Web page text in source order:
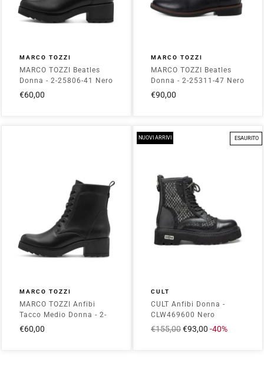
MARCO TOZZI
MARCO TOZZI Beatles
Donna - 2-25806-41 Nero
€60,00
MARCO TOZZI
MARCO TOZZI Beatles
Donna - 2-25311-47 Nero
€90,00
MARCO TOZZI
MARCO TOZZI Anfibi
Tacco Medio Donna - 2-
25262-41 Nero
€60,00
NUOVI ARRIVI ESAURITO
CULT
CULT Anfibi Donna -
CLW469600 Nero
Prezzo
€155,00Prezzo
€93,00 -40%